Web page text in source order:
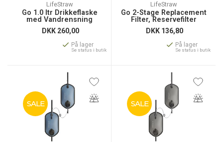
LifeStraw
Go 1.0 ltr Drikkeflaske
med Vandrensning
DKK 260,00
På lager
Se status i butik
LifeStraw
Go 2-Stage Replacement
Filter, Reservefilter
DKK 136,80
På lager
Se status i butik
SALE SALE